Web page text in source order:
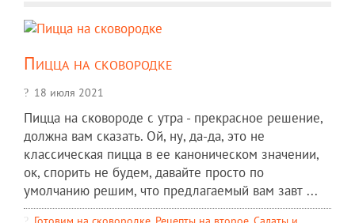
Пицца на сковородке
18 июля 2021
Пицца на сковороде с утра - прекрасное решение,
должна вам сказать. Ой, ну, да-да, это не
классическая пицца в ее каноническом значении,
ок, спорить не будем, давайте просто по
умолчанию решим, что предлагаемый вам завт ...